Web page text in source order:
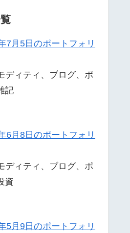
7月5日のポートフォリ
ディティ、ブログ、ポ
記
6月8日のポートフォリ
ディティ、ブログ、ポ
資
5月9日のポートフォリ